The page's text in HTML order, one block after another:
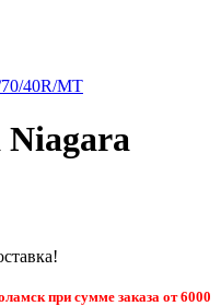
40R/MT
при сумме заказа от 6000